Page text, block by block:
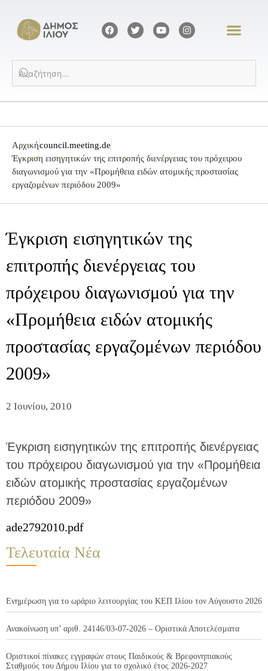
Αρχικήcouncil.meeting.de
Έγκριση εισηγητικών της επιτροπής διενέργειας του πρόχειρου
διαγωνισμού για την «Προμήθεια ειδών ατομικής προστασίας
εργαζομένων περιόδου 2009»
Έγκριση εισηγητικών της
επιτροπής διενέργειας του
πρόχειρου διαγωνισμού για την
«Προμήθεια ειδών ατομικής
προστασίας εργαζομένων περιόδου
2009»
2 Ιουνίου, 2010
Έγκριση εισηγητικών της επιτροπής διενέργειας
του πρόχειρου διαγωνισμού για την «Προμήθεια
ειδών ατομικής προστασίας εργαζομένων
περιόδου 2009»
ade2792010.pdf
Τελευταία Νέα
Ενημέρωση για το ωράριο λειτουργίας του ΚΕΠ Ιλίου τον Αύγουστο 2026
Ανακοίνωση υπ’ αριθ. 24146/03-07-2026 – Οριστικά Αποτελέσματα
Οριστικοί πίνακες εγγραφών στους Παιδικούς & Βρεφονηπιακούς
Σταθμούς του Δήμου Ιλίου για το σχολικό έτος 2026-2027